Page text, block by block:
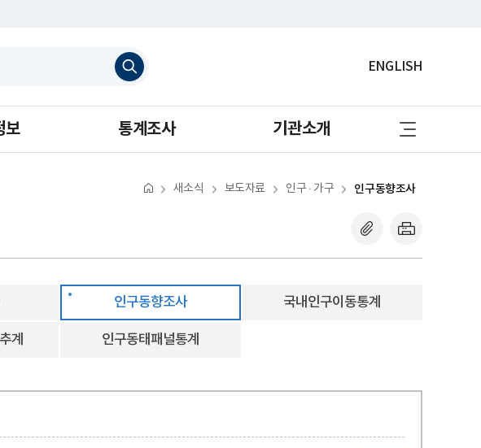
검
색
하
ENGLISH
보 통계조사 기관소개
사
이
로
새소식 보도자료 인구 · 가구 인구동향조사
인구동향조사 국내인구이동통계
계 인구동태패널통계